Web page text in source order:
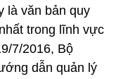
là văn bản quy
trong lĩnh vực
7/2016, Bộ
dẫn quản lý